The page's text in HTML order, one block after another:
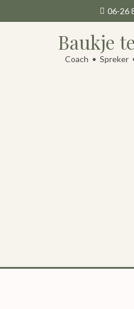
06-26
Baukje
Coach • Spreker